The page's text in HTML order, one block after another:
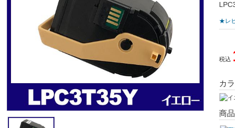
★レ
税込
カ
商